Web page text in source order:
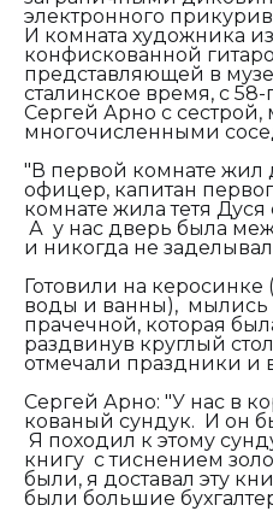
электронного
И комната художника
конфискованной
представляющей в
сталинское время, с
Сергей Арно с
многочисленными
"В первой комнате жил
офицер, капитан
комнате жила тетя
А у нас дверь была
и никогда не
Готовили на керосинке
воды и ванны), мылись
прачечной, которая
раздвинув круглый
отмечали праздники
Сергей Арно: "У нас в
кованый сундук. И он
Я походил к этому
книгу с тиснением
были, я доставал эту
были большие